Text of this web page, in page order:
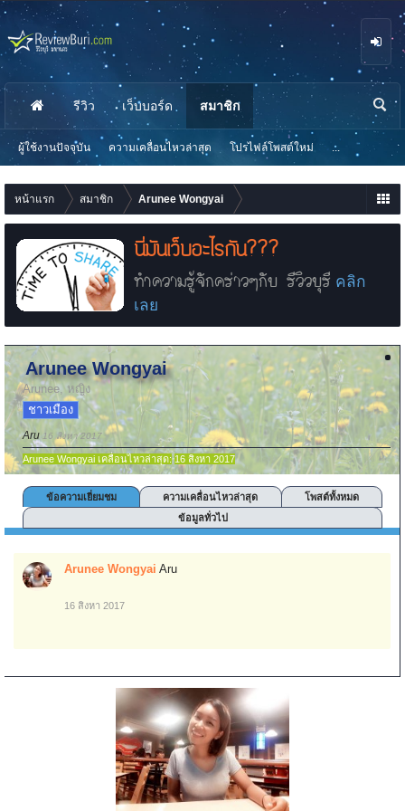
หน้าแรก สมาชิก Arunee Wongyai
นี่มันเว็บอะไรกัน???
ทำความรู้จักคร่าวๆกับ รีวิวบุรี คลิก
เลย
Arunee Wongyai
Arunee, หญิง
ชาวเมือง
Aru 16 สิงหา 2017
Arunee Wongyai เคลื่อนไหวล่าสุด: 16 สิงหา 2017
ข้อความเยี่ยมชม ความเคลื่อนไหวล่าสุด
โพสต์ทั้งหมด
ข้อมูลทั่วไป
Arunee Wongyai Aru
16 สิงหา 2017
รีวิว เว็บบอร์ด สมาชิก
ผู้ใช้งานปัจจุบัน ความเคลื่อนไหวล่าสุด โปรไฟล์โพสต์ใหม่ ...
นห
า